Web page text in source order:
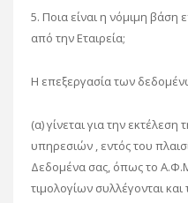
5. Ποια είναι η νόμιμη
από την Εταιρεία;
Η επεξεργασία των
(α) γίνεται για την
υπηρεσιών , εντός του
Δεδομένα σας, όπως το
τιμολογίων συλλέγονται